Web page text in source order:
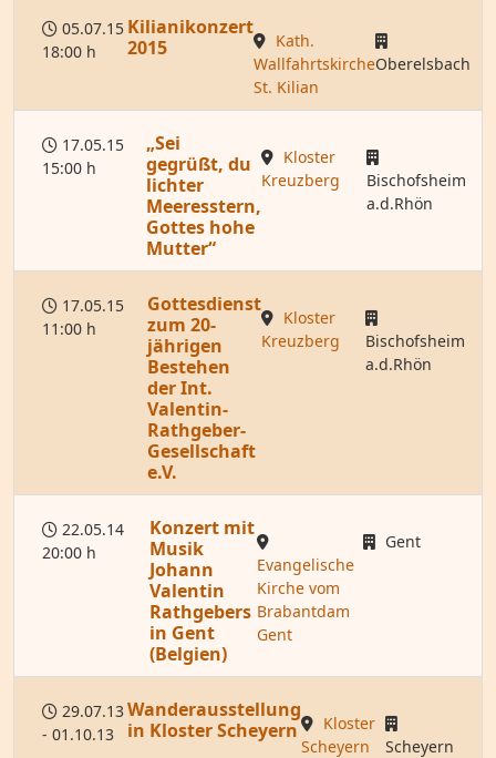
05.07.15
18:00 h
Kilianikonzert
2015
Kath.
Wallfahrtskirche
St. Kilian
Oberelsbach
17.05.15
15:00 h
„Sei
gegrüßt, du
lichter
Meeresstern,
Gottes hohe
Mutter“
Kloster
Kreuzberg
Bischofsheim
a.d.Rhön
17.05.15
11:00 h
Gottesdienst
zum 20-
jährigen
Bestehen
der Int.
Valentin-
Rathgeber-
Gesellschaft
e.V.
Kloster
Kreuzberg
Bischofsheim
a.d.Rhön
22.05.14
20:00 h
Konzert mit
Musik
Johann
Valentin
Rathgebers
in Gent
(Belgien)
Evangelische
Kirche vom
Brabantdam
Gent
Gent
29.07.13
- 01.10.13
Wanderausstellung
in Kloster Scheyern
Kloster
Scheyern
Scheyern